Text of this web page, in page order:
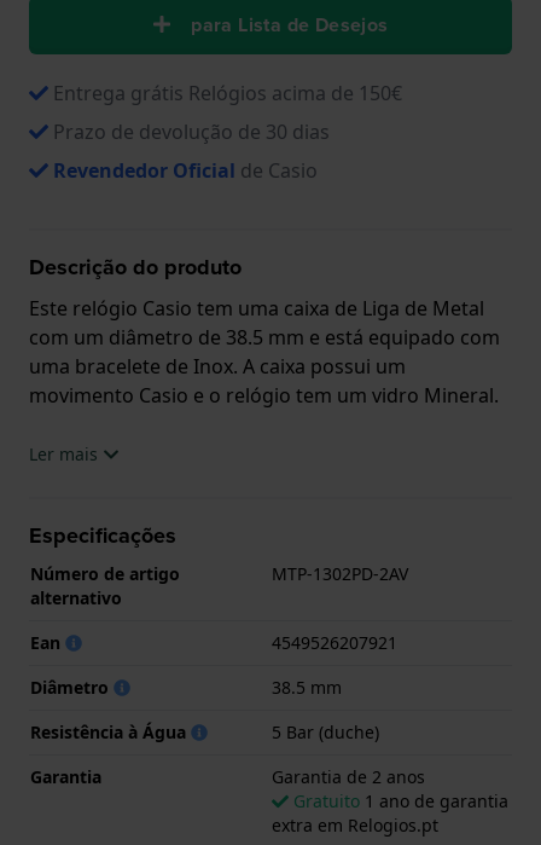
para Lista de Desejos
Entrega grátis Relógios acima de 150€
Prazo de devolução de 30 dias
Revendedor Oficial de Casio
Descrição do produto
Este relógio Casio tem uma caixa de Liga de Metal
com um diâmetro de 38.5 mm e está equipado com
uma bracelete de Inox. A caixa possui um
movimento Casio e o relógio tem um vidro Mineral.
O relógio é estanque a 5ATM. Isto significa que o
.
Ler mais
Especificações
Número de artigo
alternativo
MTP-1302PD-2AV
Ean
4549526207921
Diâmetro
38.5 mm
Resistência à Água
5 Bar (duche)
Garantia
Garantia de 2 anos
Gratuito 1 ano de garantia
extra em Relogios.pt